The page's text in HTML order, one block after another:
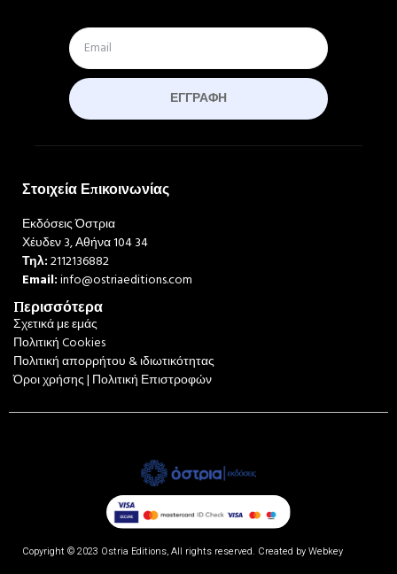
ΕΓΓΡΑΦΉ
Στοιχεία Επικοινωνίας
Εκδόσεις Όστρια
Χέυδεν 3, Αθήνα 104 34
Τηλ:2112136882
Email:info@ostriaeditions.com
Περισσότερα
Σχετικά με εμάς
Πολιτική Cookies
Πολιτική απορρήτου & ιδιωτικότητας
Όροι χρήσης | Πολιτική Επιστροφών
Copyright © 2023 Ostria Editions, All rights reserved. Created byWebkey